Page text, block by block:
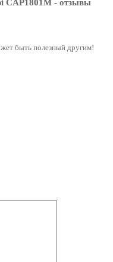
CAP1801M - отзывы
быть полезный другим!